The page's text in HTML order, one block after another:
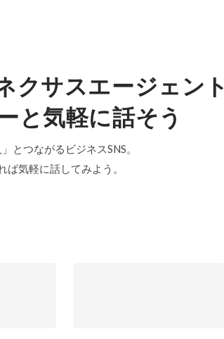
クサスエージェント
と気軽に話そう
とつながるビジネスSNS。
ば気軽に話してみよう。